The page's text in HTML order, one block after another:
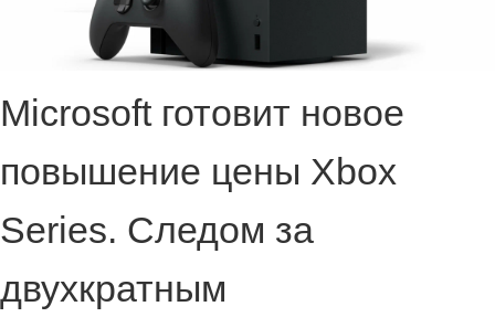
Microsoft готовит новое
повышение цены Xbox
Series. Следом за
двухкратным